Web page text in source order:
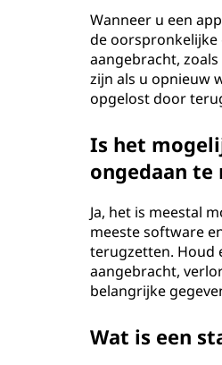
Wanneer u een
de oorspronkelijke
aangebracht,
zijn als u opnieuw
opgelost door
Is het
ongedaan te
Ja, het is meestal
meeste software
terugzetten. Houd
aangebracht,
belangrijke
Wat is een